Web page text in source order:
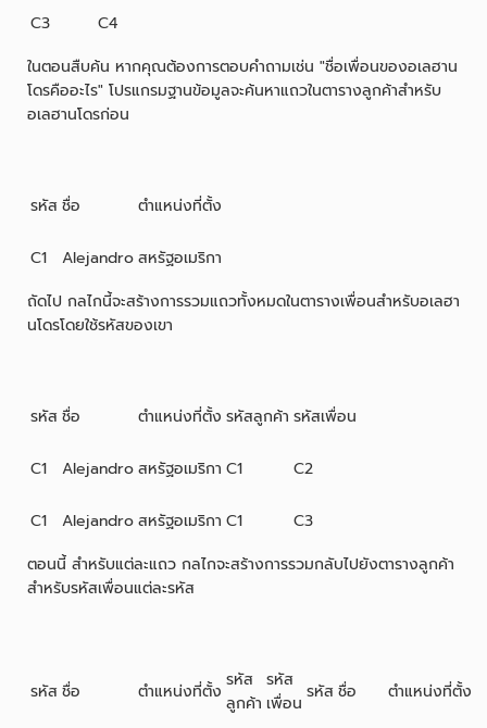
C3
C4
ในตอนสืบค้น หากคุณต้องการตอบคำถามเช่น "ชื่อเพื่อนของอเลฮาน
โดรคืออะไร" โปรแกรมฐานข้อมูลจะค้นหาแถวในตารางลูกค้าสำหรับ
อเลฮานโดรก่อน
รหัสชื่อ ตำแหน่งที่ตั้ง
C1 Alejandroสหรัฐอเมริกา
ถัดไป กลไกนี้จะสร้างการรวมแถวทั้งหมดในตารางเพื่อนสำหรับอเลฮา
นโดรโดยใช้รหัสของเขา
รหัสชื่อ ตำแหน่งที่ตั้ง รหัสลูกค้า รหัสเพื่อน
C1 Alejandroสหรัฐอเมริกา C1 C2
C1 Alejandroสหรัฐอเมริกา C1
C3
ตอนนี้ สำหรับแต่ละแถว กลไกจะสร้างการรวมกลับไปยังตารางลูกค้า
สำหรับรหัสเพื่อนแต่ละรหัส
รหัสชื่อ ตำแหน่งที่ตั้ง
รหัส
ลูกค้า
รหัส
เพื่อน
รหัสชื่อ ตำแหน่งที่ตั้ง